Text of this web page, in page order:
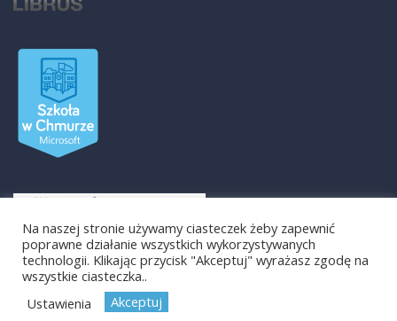
Na naszej stronie używamy ciasteczek żeby zapewnić
poprawne działanie wszystkich wykorzystywanych
technologii. Klikając przycisk "Akceptuj" wyrażasz zgodę na
wszystkie ciasteczka..
Ustawienia
Akceptuj